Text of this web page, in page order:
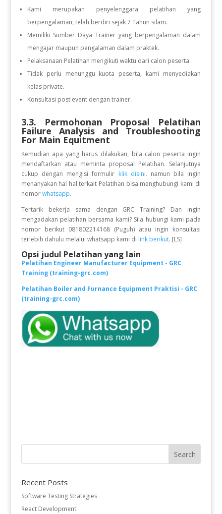
Kami merupakan penyelenggara pelatihan yang
berpengalaman, telah berdiri sejak 7 Tahun silam.
Memiliki Sumber Daya Trainer yang berpengalaman dalam
mengajar maupun pengalaman dalam praktek.
Pelaksanaan Pelatihan mengikuti waktu dari calon peserta.
Tidak perlu menunggu kuota peserta, kami menyediakan
kelas private.
Konsultasi post event dengan trainer.
3.3. Permohonan Proposal Pelatihan
Failure Analysis and Troubleshooting
For Main Equitment
Kemudian apa yang harus dilakukan, bila calon peserta ingin
mendaftarkan atau meminta proposal Pelatihan. Selanjutnya
cukup dengan mengisi formulir klik disini. namun bila ingin
menanyakan hal hal terkait Pelatihan bisa menghubungi kami di
nomor whatsapp.
Tertarik bekerja sama dengan GRC Training? Dan ingin
mengadakan pelatihan bersama kami? Sila hubungi kami pada
nomor berikut 081802214168 (Puguh) atau ingin konsultasi
terlebih dahulu melalui whatsapp kami di link berikut. [LS]
Opsi judul Pelatihan yang lain
Pelatihan Engineer Manufacturer Equipment - GRC
Training (training-grc.com)
Pelatihan Boiler and Furnance Equipment Praktisi - GRC
(training-grc.com)
Recent Posts
Software Testing Strategies
React Development